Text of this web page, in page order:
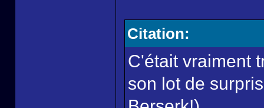
Citation:
C'était vraiment
son lot de